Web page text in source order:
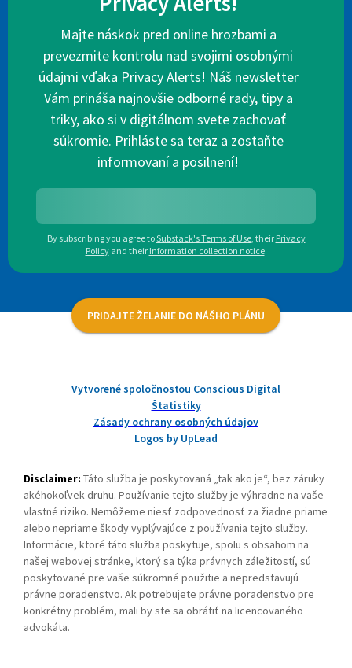
Majte náskok pred online hrozbami a
prevezmite kontrolu nad svojimi osobnými
údajmi vďaka Privacy Alerts! Náš newsletter
Vám prináša najnovšie odborné rady, tipy a
triky, ako si v digitálnom svete zachovať
súkromie. Prihláste sa teraz a zostaňte
informovaní a posilnení!
By subscribing you agree toSubstack's Terms of Use, their Privacy
Policy and their Information collection notice.
PRIDAJTE ŽELANIE DO NÁŠHO PLÁNU
Vytvorené spoločnosťou Conscious Digital
Štatistiky
Zásady ochrany osobných údajov
Logos by UpLead
Disclaimer: Táto služba je poskytovaná „tak ako je“, bez záruky
akéhokoľvek druhu. Používanie tejto služby je výhradne na vaše
vlastné riziko. Nemôžeme niesť zodpovednosť za žiadne priame
alebo nepriame škody vyplývajúce z používania tejto služby.
Informácie, ktoré táto služba poskytuje, spolu s obsahom na
našej webovej stránke, ktorý sa týka právnych záležitostí, sú
poskytované pre vaše súkromné použitie a nepredstavujú
právne poradenstvo. Ak potrebujete právne poradenstvo pre
konkrétny problém, mali by ste sa obrátiť na licencovaného
advokáta.